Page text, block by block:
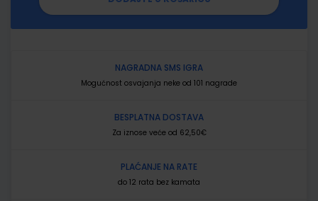
NAGRADNA SMS IGRA
Mogućnost osvajanja neke od 101 nagrade
BESPLATNA DOSTAVA
Za iznose veće od 62,50€
PLAĆANJE NA RATE
do 12 rata bez kamata